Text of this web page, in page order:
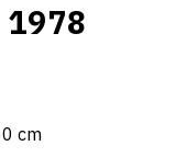
1978
cm